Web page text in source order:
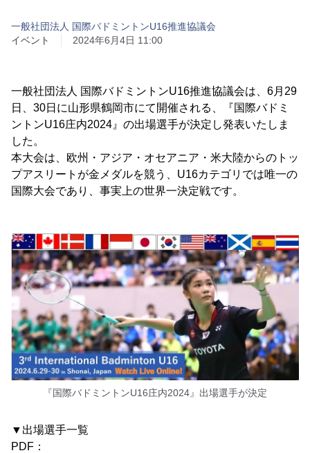
一般社団法人 国際バドミントンU16推進協議会
イベント
2024年6月4日 11:00
一般社団法人 国際バドミントンU16推進協議会は、6月29
日、30日に山形県鶴岡市にて開催される、『国際バドミ
ントンU16庄内2024』の出場選手が決定し発表いたしま
した。
本大会は、欧州・アジア・オセアニア・米大陸からのトッ
プアスリートが金メダルを競う、U16カテゴリでは唯一の
国際大会であり、事実上の世界一決定戦です。
『国際バドミントンU16庄内2024』出場選手が決定
▼出場選手一覧
PDF：